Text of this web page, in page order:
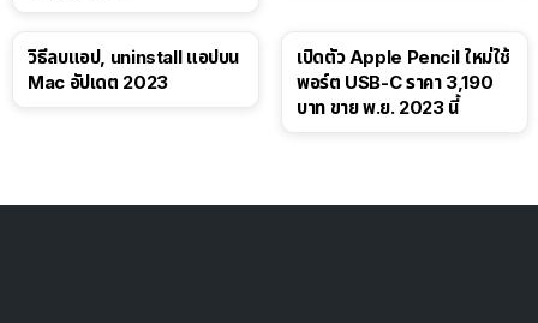
วิธีลบแอป, uninstall แอปบน
Mac อัปเดต 2023
เปิดตัว Apple Pencil ใหม่ใช้
พอร์ต USB-C ราคา 3,190
บาท ขาย พ.ย. 2023 นี้